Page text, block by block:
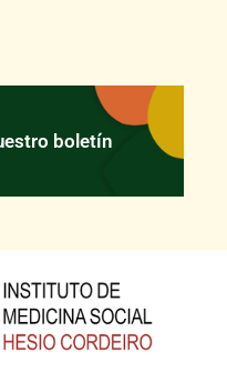
boletín